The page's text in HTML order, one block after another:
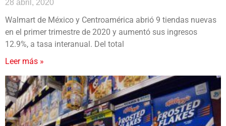
28 abril, 2020
Walmart de México y Centroamérica abrió 9 tiendas nuevas
en el primer trimestre de 2020 y aumentó sus ingresos
12.9%, a tasa interanual. Del total
Leer más »